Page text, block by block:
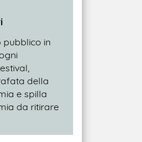
pubblico in
della
e spilla
da ritirare